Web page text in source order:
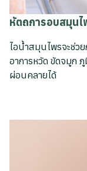
หัตถการอบสมุนไ
ไอน้ำสมุนไพรจะช่ว
อาการหวัด ขัดจมูก
ผ่อนคลายได้